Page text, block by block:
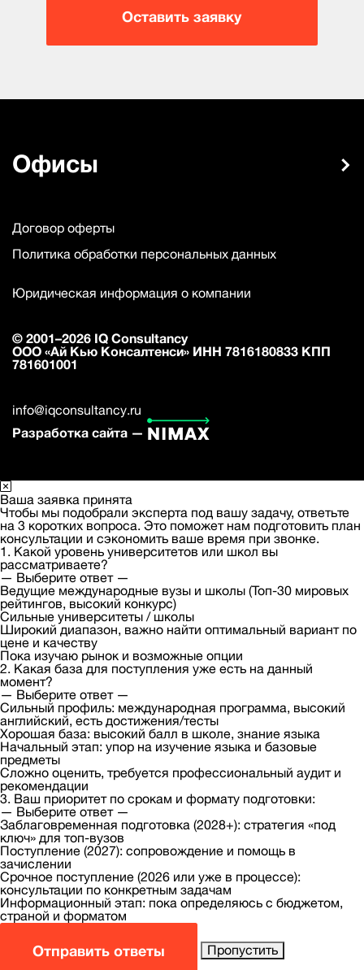
Оставить заявку
Офисы
Договор оферты
Политика обработки персональных данных
Юридическая информация о компании
© 2001–2026 IQ Consultancy
ООО «Ай Кью Консалтенси» ИНН 7816180833 КПП
781601001
info@iqconsultancy.ru
Разработка сайта —
Ваша заявка принята
Чтобы мы подобрали эксперта под вашу задачу, ответьте
на 3 коротких вопроса. Это поможет нам подготовить план
консультации и сэкономить ваше время при звонке.
1. Какой уровень университетов или школ вы
рассматриваете?
— Выберите ответ —
Ведущие международные вузы и школы (Топ-30 мировых
рейтингов, высокий конкурс)
Сильные университеты / школы
Широкий диапазон, важно найти оптимальный вариант по
цене и качеству
Пока изучаю рынок и возможные опции
2. Какая база для поступления уже есть на данный
момент?
— Выберите ответ —
Сильный профиль: международная программа, высокий
английский, есть достижения/тесты
Хорошая база: высокий балл в школе, знание языка
Начальный этап: упор на изучение языка и базовые
предметы
Сложно оценить, требуется профессиональный аудит и
рекомендации
3. Ваш приоритет по срокам и формату подготовки:
— Выберите ответ —
Заблаговременная подготовка (2028+): стратегия «под
ключ» для топ-вузов
Поступление (2027): сопровождение и помощь в
зачислении
Срочное поступление (2026 или уже в процессе):
консультации по конкретным задачам
Информационный этап: пока определяюсь с бюджетом,
страной и форматом
Отправить ответы Пропустить